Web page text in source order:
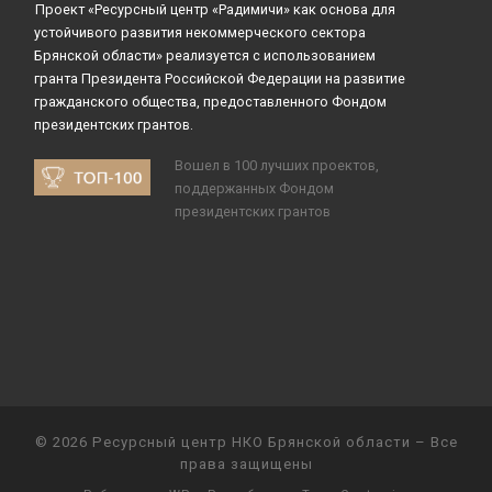
Проект «Ресурсный центр «Радимичи» как основа для
устойчивого развития некоммерческого сектора
Брянской области» реализуется с использованием
гранта Президента Российской Федерации на развитие
гражданского общества, предоставленного Фондом
президентских грантов.
Вошел в 100 лучших проектов,
поддержанных Фондом
президентских грантов
© 2026 Ресурсный центр НКО Брянской области – Все
права защищены